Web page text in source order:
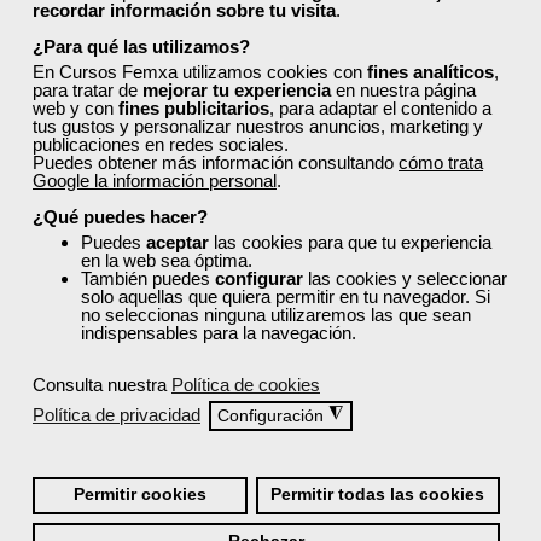
recordar información sobre tu visita.
¿Para qué las utilizamos?
En Cursos Femxa utilizamos cookies con fines analíticos,
para tratar de mejorar tu experienciaen nuestra página
web y con fines publicitarios, para adaptar el contenido a
tus gustos y personalizar nuestros anuncios, marketing y
publicaciones en redes sociales.
Puedes obtener más información consultando cómo trata
Google la información personal.
¿Qué puedes hacer?
Puedes aceptar las cookies para que tu experiencia
en la web sea óptima.
También puedes configurar las cookies y seleccionar
solo aquellas que quiera permitir en tu navegador. Si
no seleccionas ninguna utilizaremos las que sean
indispensables para la navegación.
Consulta nuestra Política de cookies
Política de privacidad
Configuración ◮
Permitir cookies Permitir todas las cookies
3 110
TITULO OFICIAL Formación 100%
subvencionada.
Para desempleados,
trabajadores y autónomos
de Cantabria.
Para todos los sectores.
Cursos Femxa